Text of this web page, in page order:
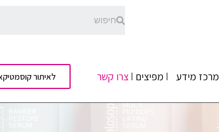
מרכז מידע מפיצים צרו קשר לאיתור